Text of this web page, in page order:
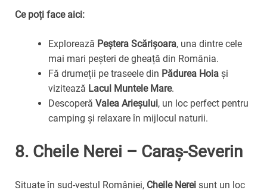
Ce poți face aici:
Explorează Peștera Scărișoara, una dintre cele
mai mari peșteri de gheață din România.
Fă drumeții pe traseele din Pădurea Hoia și
vizitează Lacul Muntele Mare.
Descoperă Valea Arieșului, un loc perfect pentru
camping și relaxare în mijlocul naturii.
8. Cheile Nerei – Caraș-Severin
Situate în sud-vestul României, Cheile Nerei sunt un loc